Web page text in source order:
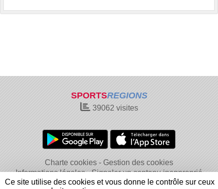
SPORTSREGIONS
39062 visites
Charte cookies
Gestion des cookies
Informations légales
Signaler un contenu inapproprié
Ce site utilise des cookies et vous donne le contrôle sur ceux